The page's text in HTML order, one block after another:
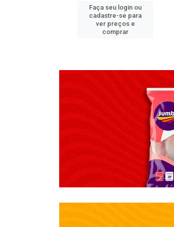
Faça seu login ou
cadastre-se para
ver preços e
comprar